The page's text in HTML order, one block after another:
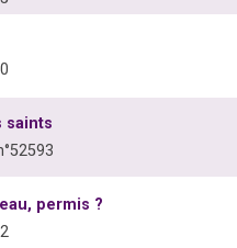
saints
permis ?